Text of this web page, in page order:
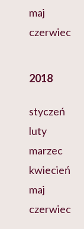
maj
czerwiec
2018
styczeń
luty
marzec
kwiecień
maj
czerwiec